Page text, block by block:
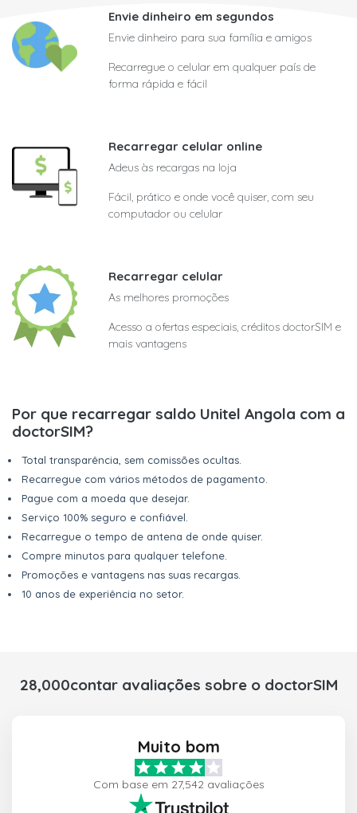
Envie dinheiro em segundos
Envie dinheiro para sua família e amigos
Recarregue o celular em qualquer país de
forma rápida e fácil
Recarregar celular online
Adeus às recargas na loja
Fácil, prático e onde você quiser, com seu
computador ou celular
Recarregar celular
As melhores promoções
Acesso a ofertas especiais, créditos doctorSIM e
mais vantagens
Por que recarregar saldo Unitel Angola com a
doctorSIM?
Total transparência, sem comissões ocultas.
Recarregue com vários métodos de pagamento.
Pague com a moeda que desejar.
Serviço 100% seguro e confiável.
Recarregue o tempo de antena de onde quiser.
Compre minutos para qualquer telefone.
Promoções e vantagens nas suas recargas.
10 anos de experiência no setor.
28,000contar avaliações sobre o doctorSIM
Muito bom
Com base em 27,542 avaliações